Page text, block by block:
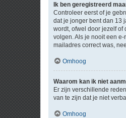
Ik ben geregistreerd
Controleer eerst of je
dat je jonger bent dan 13
wordt, ofwel door jezelf
volgen. Als je nooit een
mailadres correct was,
Omhoog
Waarom kan ik niet
Er zijn verschillende
van te zijn dat je niet
Omhoog